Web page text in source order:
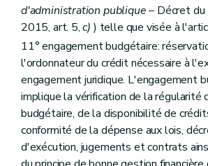
Art. 74
Art. 75
TitreXI
Dispositions relatives aux objectifs budgétaires, sociaux,
Art.
76
Art. 77
Art.78
LivreIII
Dispositions applicables aux organismes, à l'Agence wallonne de la santé, de la protection sociale, du handicap et des familles,
TitreI
Dispositions relatives à la structure et
Chapitre Ier
Disposition
Art.79
ChapitreII
Dispositions
Art.80
d'administration publique– Décret
2015, art. 5,c) ) telle que visée à
11° engagement budgétaire:
l'ordonnateur du crédit nécessaire à
engagement juridique. L'engagement
implique la vérification de la régularité
budgétaire, de la disponibilité de
conformité de la dépense aux lois,
d'exécution, jugements et contrats